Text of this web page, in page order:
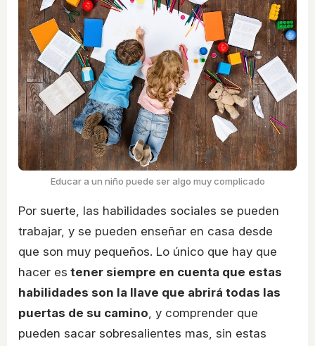
Educar a un niño puede ser algo muy complicado
Por suerte, las habilidades sociales se pueden
trabajar, y se pueden enseñar en casa desde
que son muy pequeños. Lo único que hay que
hacer es tener siempre en cuenta que estas
habilidades son la llave que abrirá todas las
puertas de su camino, y comprender que
pueden sacar sobresalientes mas, sin estas